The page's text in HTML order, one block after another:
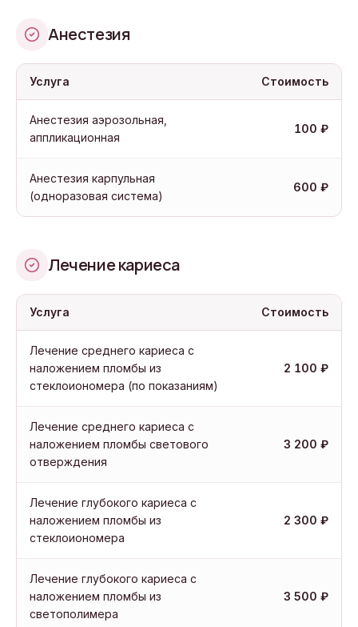
Анестезия
Услуга Стоимость
Анестезия аэрозольная,
аппликационная
100 ₽
Анестезия карпульная
(одноразовая система)
600 ₽
Лечение кариеса
Услуга Стоимость
Лечение среднего кариеса с
наложением пломбы из
стеклоиономера (по показаниям)
2 100 ₽
Лечение среднего кариеса с
наложением пломбы светового
отверждения
3 200 ₽
Лечение глубокого кариеса с
наложением пломбы из
стеклоиономера
2 300 ₽
Лечение глубокого кариеса с
наложением пломбы из
светополимера
3 500 ₽